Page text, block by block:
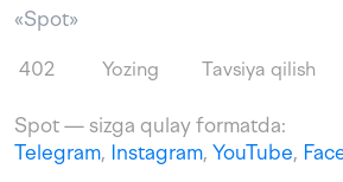
«Spot»
402 Yozing Tavsiya qilish
Spot — sizga qulay formatda:
Telegram, Instagram, YouTube,